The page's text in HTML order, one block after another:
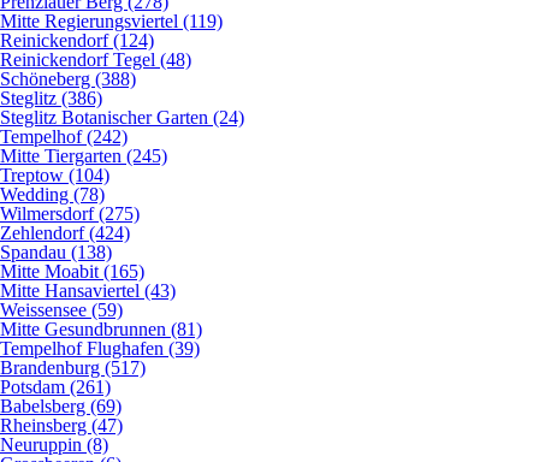
Mitte Regierungsviertel (119)
Reinickendorf (124)
Reinickendorf Tegel (48)
Schöneberg (388)
Steglitz (386)
Steglitz Botanischer Garten (24)
Tempelhof (242)
Mitte Tiergarten (245)
Treptow (104)
Wedding (78)
Wilmersdorf (275)
Zehlendorf (424)
Spandau (138)
Mitte Moabit (165)
Mitte Hansaviertel (43)
Weissensee (59)
Mitte Gesundbrunnen (81)
Tempelhof Flughafen (39)
Brandenburg (517)
Potsdam (261)
Babelsberg (69)
Rheinsberg (47)
Neuruppin (8)